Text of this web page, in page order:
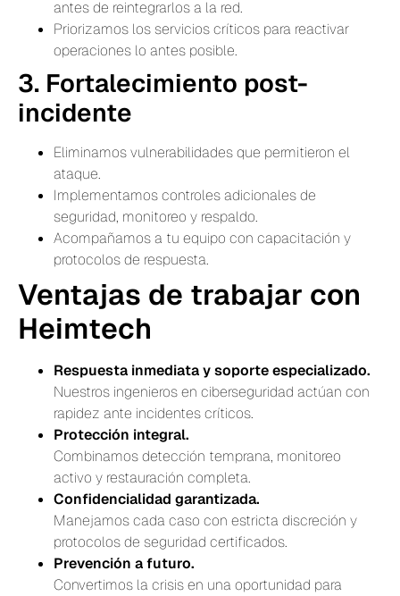
antes de reintegrarlos a la red.
Priorizamos los servicios críticos para reactivar
operaciones lo antes posible.
3. Fortalecimiento post-
incidente
Eliminamos vulnerabilidades que permitieron el
ataque.
Implementamos controles adicionales de
seguridad, monitoreo y respaldo.
Acompañamos a tu equipo con capacitación y
protocolos de respuesta.
Ventajas de trabajar con
Heimtech
Respuesta inmediata y soporte especializado.
Nuestros ingenieros en ciberseguridad actúan con
rapidez ante incidentes críticos.
Protección integral.
Combinamos detección temprana, monitoreo
activo y restauración completa.
Confidencialidad garantizada.
Manejamos cada caso con estricta discreción y
protocolos de seguridad certificados.
Prevención a futuro.
Convertimos la crisis en una oportunidad para